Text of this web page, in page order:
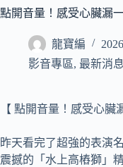
點開音量！感受心臟漏
龍寶編
影音專區, 最新消息
【 點開音量！感受心
昨天看完了超強的表演
震撼的「水上高樁獅」精